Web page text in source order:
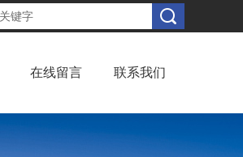
在线留言 联系我们